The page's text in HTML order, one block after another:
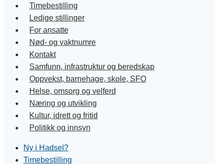
Timebestilling
Ledige stillinger
For ansatte
Nød- og vaktnumre
Kontakt
Samfunn, infrastruktur og beredskap
Oppvekst, barnehage, skole, SFO
Helse, omsorg og velferd
Næring og utvikling
Kultur, idrett og fritid
Politikk og innsyn
Ny i Hadsel?
Timebestilling